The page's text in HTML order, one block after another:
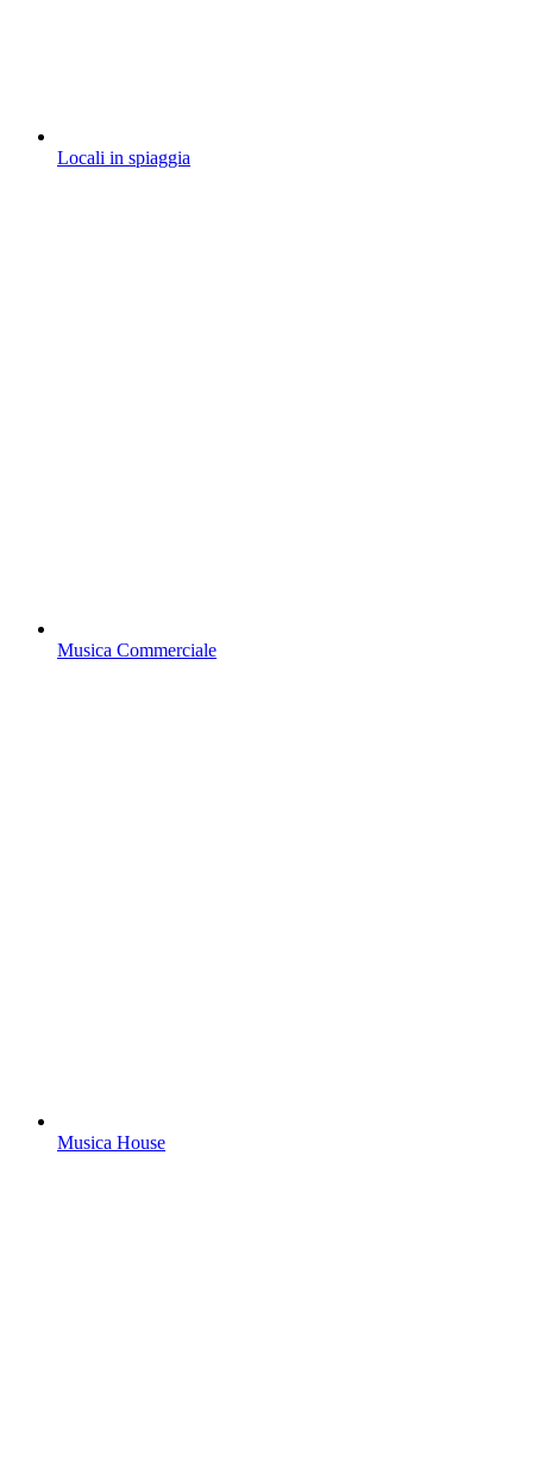
Locali in spiaggia
Musica Commerciale
Musica House